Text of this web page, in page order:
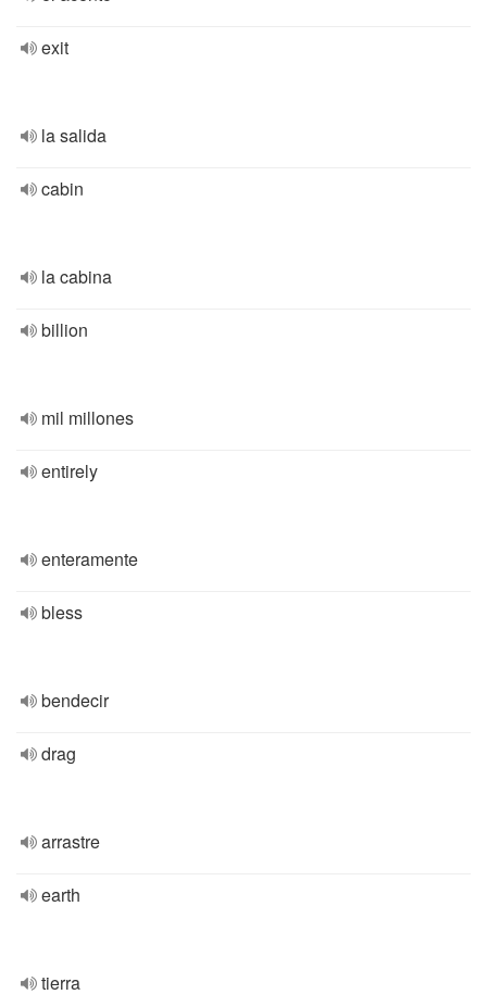
exit
la salida
cabin
la cabina
billion
mil millones
entirely
enteramente
bless
bendecir
drag
arrastre
earth
tierra